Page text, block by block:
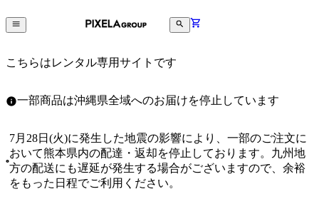
こちらはレンタル専用サイトです
一部商品は沖縄県全域へのお届けを停止しています
7月28日(火)に発生した地震の影響により、一部のご注文に
おいて熊本県内の配達・返却を停止しております。九州地
方の配送にも遅延が発生する場合がございますので、余裕
をもった日程でご利用ください。